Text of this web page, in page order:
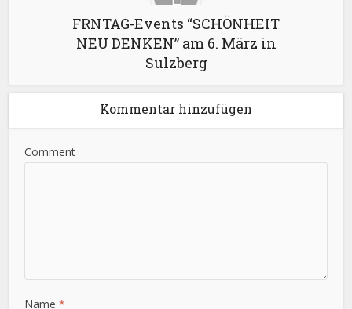
FRNTAG-Events “SCHÖNHEIT
NEU DENKEN” am 6. März in
Sulzberg
Kommentar hinzufügen
Comment
Name*